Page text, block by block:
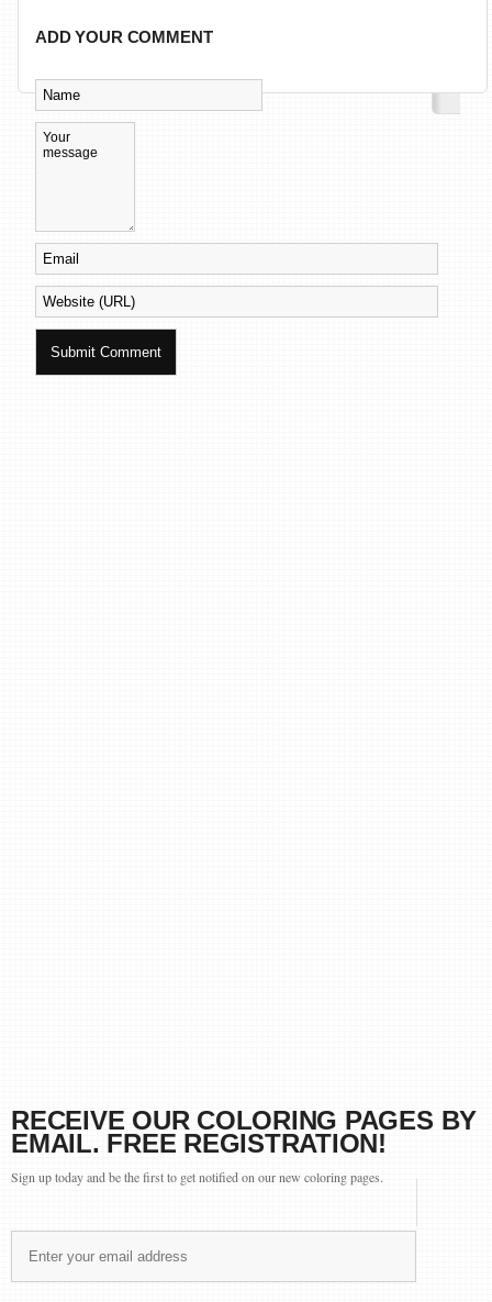
ADD YOUR COMMENT
RECEIVE OUR COLORING PAGES BY
EMAIL. FREE REGISTRATION!
Sign up today and be the first to get notified on our new coloring pages.